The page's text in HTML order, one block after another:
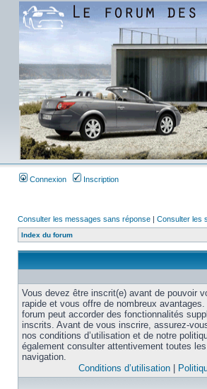
Connexion Inscription
Consulter les messages sans réponse | Consulter les
Index du forum
Vous devez être inscrit(e) avant de pouvoir
rapide et vous offre de nombreux
forum peut accorder des fonctionnalités
inscrits. Avant de vous inscrire, assurez-
nos conditions d’utilisation et de notre
également consulter attentivement toutes
navigation.
Conditions d’utilisation